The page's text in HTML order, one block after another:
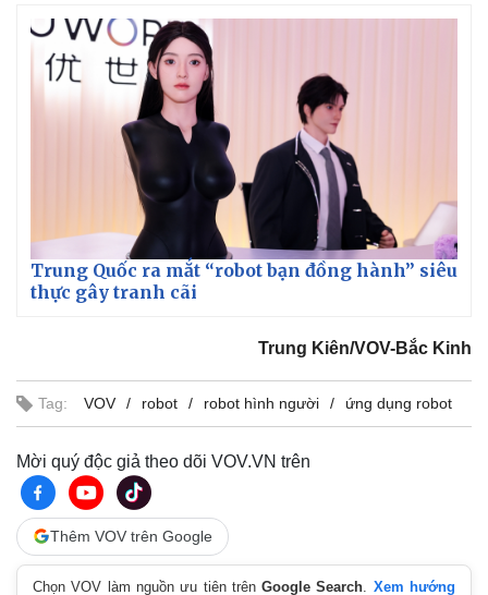
Trung Quốc ra mắt “robot bạn đồng hành” siêu
thực gây tranh cãi
Trung Kiên/VOV-Bắc Kinh
Tag: VOV robot robot hình người ứng dụng robot
Mời quý độc giả theo dõi VOV.VN trên
Thêm VOV trên Google
Chọn VOV làm nguồn ưu tiên trênGoogle Search
Xem hướng